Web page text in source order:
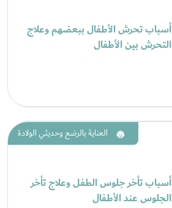
أسباب تحرش الأطفال ببعضهم وعلاج
التحرش بين الأطفال
العناية بالرضع وحديثي الولادة
أسباب تأخر جلوس الطفل وعلاج تأخر
الجلوس عند الأطفال